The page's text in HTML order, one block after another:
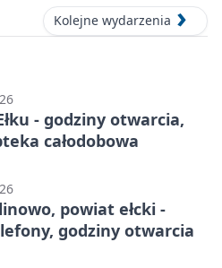
Kolejne wydarzenia
- godziny otwarcia,
całodobowa
powiat ełcki -
godziny otwarcia